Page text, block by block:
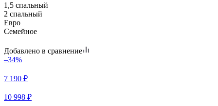
1,5 спальный
2 спальный
Евро
Семейное
Добавлено в сравнение
–34%
7 190 ₽
10 998 ₽